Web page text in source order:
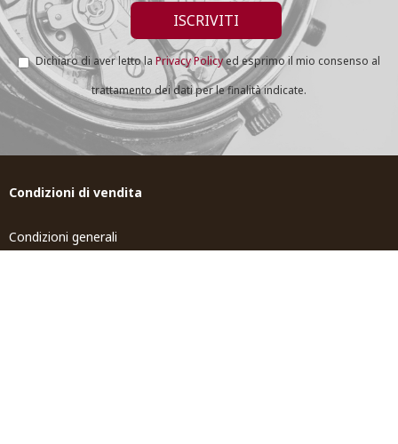
Dichiaro di aver letto la Privacy Policyed esprimo il mio consenso al
trattamento dei dati per le finalità indicate.
Condizioni di vendita
Condizioni generali